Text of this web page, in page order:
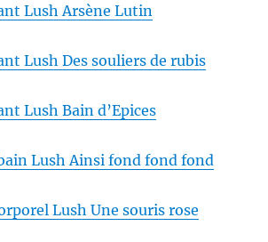
Lush Arsène Lutin
Lush Des souliers de rubis
Lush Bain d’Epices
Lush Ainsi fond fond fond
Lush Une souris rose